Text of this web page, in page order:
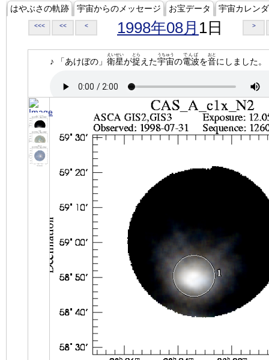
はやぶさの軌跡 宇宙からのメッセージ お宝データ 宇宙カレン
<<< << < 1998年08月 1日 >
♪ 「あけぼの」 衛星
えいせい
が捉
とら
えた宇宙
うちゅう
の電波
でんぱ
を音
おと
にしました。